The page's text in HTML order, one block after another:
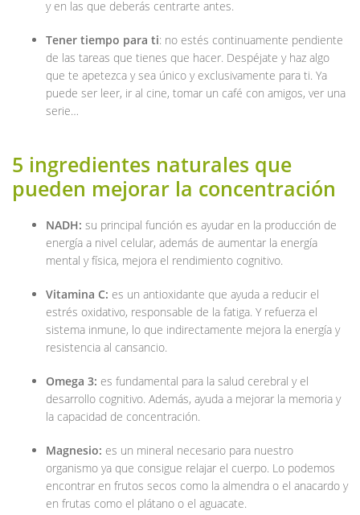
y en las que deberás centrarte antes.
Tener tiempo para ti: no estés continuamente pendiente
de las tareas que tienes que hacer. Despéjate y haz algo
que te apetezca y sea único y exclusivamente para ti. Ya
puede ser leer, ir al cine, tomar un café con amigos, ver una
serie…
5 ingredientes naturales que
pueden mejorar la concentración
NADH: su principal función es ayudar en la producción de
energía a nivel celular, además de aumentar la energía
mental y física, mejora el rendimiento cognitivo.
Vitamina C: es un antioxidante que ayuda a reducir el
estrés oxidativo, responsable de la fatiga. Y refuerza el
sistema inmune, lo que indirectamente mejora la energía y
resistencia al cansancio.
Omega 3: es fundamental para la salud cerebral y el
desarrollo cognitivo. Además, ayuda a mejorar la memoria y
la capacidad de concentración.
Magnesio: es un mineral necesario para nuestro
organismo ya que consigue relajar el cuerpo. Lo podemos
encontrar en frutos secos como la almendra o el anacardo y
en frutas como el plátano o el aguacate.